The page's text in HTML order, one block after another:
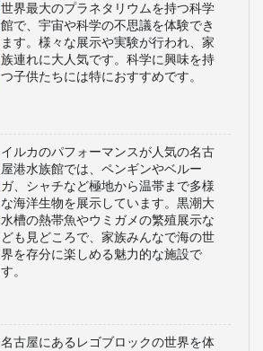
世界最大のプラネタリウムを持つ科学
館で、宇宙や科学の不思議を体験でき
ます。様々な展示や実験が行われ、家
族連れに大人気です。科学に興味を持
つ子供たちには特におすすめです。
イルカのパフォーマンスが人気の名古
屋港水族館では、ペンギンやベルー
ガ、シャチなど極地から温帯まで多様
な海洋生物を展示しています。黒潮大
水槽の熱帯魚やウミガメの繁殖展示な
ども見どころで、家族みんなで海の世
界を存分に楽しめる魅力的な施設で
す。
名古屋にあるレゴブロックの世界を体